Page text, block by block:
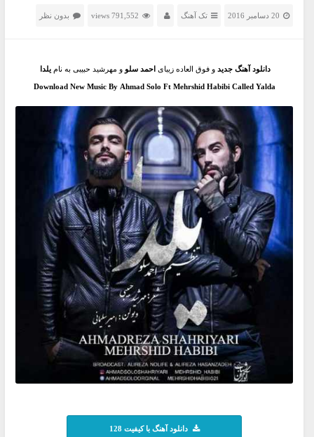
20 دسامبر 2016 تک آهنگ 791,552 views بدون نظر
دانلود آهنگ جدیدو فوق العاده زیبای احمد سلو و مهرشید حبیبی به نام یلدا
Download New Music By Ahmad Solo Ft Mehrshid Habibi Called Yalda
دانلود آهنگ با کیفیت 128